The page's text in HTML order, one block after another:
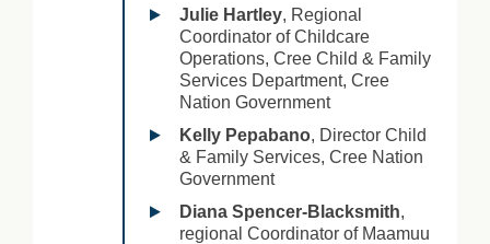
Julie Hartley, Regional
Coordinator of Childcare
Operations, Cree Child & Family
Services Department, Cree
Nation Government
Kelly Pepabano, Director Child
& Family Services, Cree Nation
Government
Diana Spencer-Blacksmith,
regional Coordinator of Maamuu